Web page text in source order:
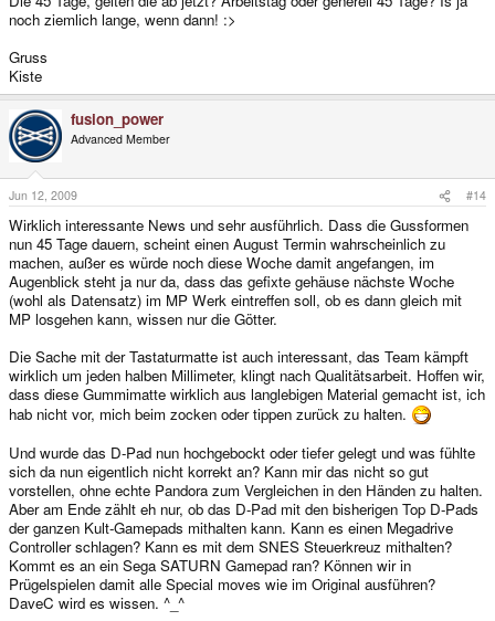
noch ziemlich lange, wenn dann! :>
Gruss
Kiste
fusion_power
Advanced Member
Jun 12, 2009 #14
Wirklich interessante News und sehr ausführlich. Dass die Gussformen
nun 45 Tage dauern, scheint einen August Termin wahrscheinlich zu
machen, außer es würde noch diese Woche damit angefangen, im
Augenblick steht ja nur da, dass das gefixte gehäuse nächste Woche
(wohl als Datensatz) im MP Werk eintreffen soll, ob es dann gleich mit
MP losgehen kann, wissen nur die Götter.
Die Sache mit der Tastaturmatte ist auch interessant, das Team kämpft
wirklich um jeden halben Millimeter, klingt nach Qualitätsarbeit. Hoffen wir,
dass diese Gummimatte wirklich aus langlebigen Material gemacht ist, ich
hab nicht vor, mich beim zocken oder tippen zurück zu halten.
Und wurde das D-Pad nun hochgebockt oder tiefer gelegt und was fühlte
sich da nun eigentlich nicht korrekt an? Kann mir das nicht so gut
vorstellen, ohne echte Pandora zum Vergleichen in den Händen zu halten.
Aber am Ende zählt eh nur, ob das D-Pad mit den bisherigen Top D-Pads
der ganzen Kult-Gamepads mithalten kann. Kann es einen Megadrive
Controller schlagen? Kann es mit dem SNES Steuerkreuz mithalten?
Kommt es an ein Sega SATURN Gamepad ran? Können wir in
Prügelspielen damit alle Special moves wie im Original ausführen?
DaveC wird es wissen. ^_^